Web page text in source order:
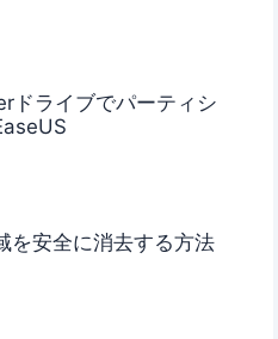
ドライブでパーティシ
を安全に消去する方法